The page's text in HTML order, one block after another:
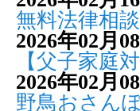
無料法律相談
2026年02月
【父子家庭
2026年02月
野鳥おさん